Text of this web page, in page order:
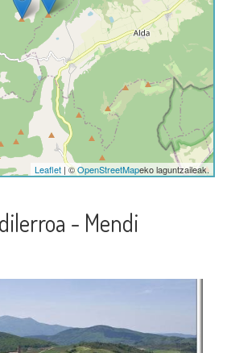
Leaflet | ©OpenStreetMapeko laguntzaileak.
- Mendi